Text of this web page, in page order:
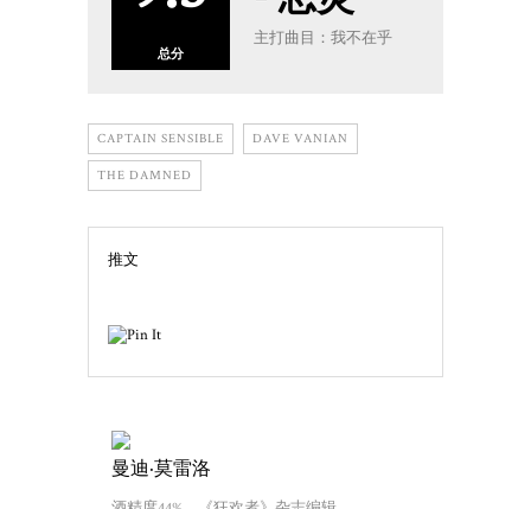
总分
主打曲目：我不在乎
CAPTAIN SENSIBLE DAVE VANIAN
THE DAMNED
推文
曼迪·莫雷洛